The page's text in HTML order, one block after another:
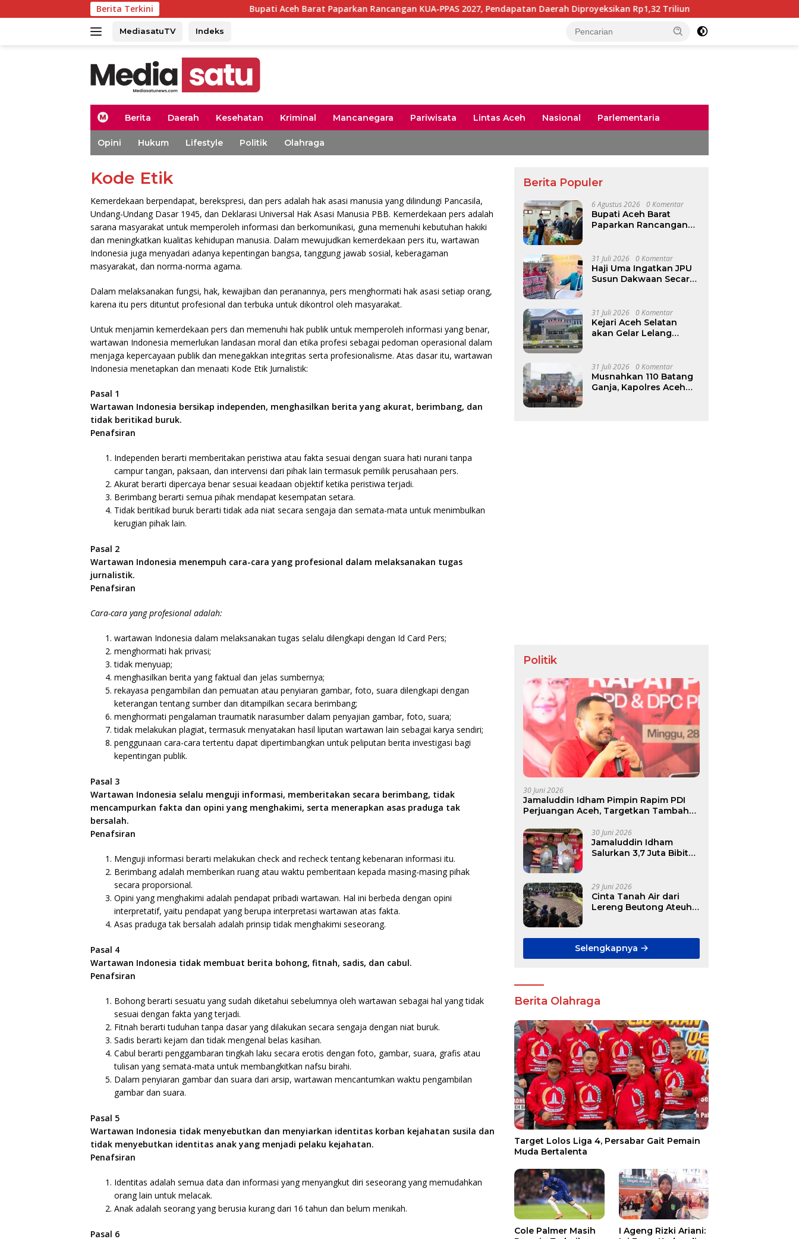
ke
Berita Terkini Bupati Aceh Barat Paparkan Rancangan KUA-PPAS 2027, Pendapatan Daerah Diproyeksikan Rp1,32 Triliun Bunda PAUD Aceh Kunjungi
MediasatuTV Indeks
H
m
e
Berita Daerah Kesehatan Kriminal Mancanegara Pariwisata Lintas Aceh Nasional Parlementaria
Opini Hukum Lifestyle Politik Olahraga
Kode Etik
Kemerdekaan berpendapat, berekspresi, dan pers adalah hak asasi manusia yang dilindungi Pancasila,
Undang-Undang Dasar 1945, dan Deklarasi Universal Hak Asasi Manusia PBB. Kemerdekaan pers adalah
sarana masyarakat untuk memperoleh informasi dan berkomunikasi, guna memenuhi kebutuhan hakiki
dan meningkatkan kualitas kehidupan manusia. Dalam mewujudkan kemerdekaan pers itu, wartawan
Indonesia juga menyadari adanya kepentingan bangsa, tanggung jawab sosial, keberagaman
masyarakat, dan norma-norma agama.
Dalam melaksanakan fungsi, hak, kewajiban dan peranannya, pers menghormati hak asasi setiap orang,
karena itu pers dituntut profesional dan terbuka untuk dikontrol oleh masyarakat.
Untuk menjamin kemerdekaan pers dan memenuhi hak publik untuk memperoleh informasi yang benar,
wartawan Indonesia memerlukan landasan moral dan etika profesi sebagai pedoman operasional dalam
menjaga kepercayaan publik dan menegakkan integritas serta profesionalisme. Atas dasar itu, wartawan
Indonesia menetapkan dan menaati Kode Etik Jurnalistik:
Pasal 1
Wartawan Indonesia bersikap independen, menghasilkan berita yang akurat, berimbang, dan
tidak beritikad buruk.
Penafsiran
Independen berarti memberitakan peristiwa atau fakta sesuai dengan suara hati nurani tanpa
campur tangan, paksaan, dan intervensi dari pihak lain termasuk pemilik perusahaan pers.
Akurat berarti dipercaya benar sesuai keadaan objektif ketika peristiwa terjadi.
Berimbang berarti semua pihak mendapat kesempatan setara.
Tidak beritikad buruk berarti tidak ada niat secara sengaja dan semata-mata untuk menimbulkan
kerugian pihak lain.
Pasal 2
Wartawan Indonesia menempuh cara-cara yang profesional dalam melaksanakan tugas
jurnalistik.
Penafsiran
Cara-cara yang profesional adalah:
wartawan Indonesia dalam melaksanakan tugas selalu dilengkapi dengan Id Card Pers;
menghormati hak privasi;
tidak menyuap;
menghasilkan berita yang faktual dan jelas sumbernya;
rekayasa pengambilan dan pemuatan atau penyiaran gambar, foto, suara dilengkapi dengan
keterangan tentang sumber dan ditampilkan secara berimbang;
menghormati pengalaman traumatik narasumber dalam penyajian gambar, foto, suara;
tidak melakukan plagiat, termasuk menyatakan hasil liputan wartawan lain sebagai karya sendiri;
penggunaan cara-cara tertentu dapat dipertimbangkan untuk peliputan berita investigasi bagi
kepentingan publik.
Pasal 3
Wartawan Indonesia selalu menguji informasi, memberitakan secara berimbang, tidak
mencampurkan fakta dan opini yang menghakimi, serta menerapkan asas praduga tak
bersalah.
Penafsiran
Menguji informasi berarti melakukan check and recheck tentang kebenaran informasi itu.
Berimbang adalah memberikan ruang atau waktu pemberitaan kepada masing-masing pihak
secara proporsional.
Opini yang menghakimi adalah pendapat pribadi wartawan. Hal ini berbeda dengan opini
interpretatif, yaitu pendapat yang berupa interpretasi wartawan atas fakta.
Asas praduga tak bersalah adalah prinsip tidak menghakimi seseorang.
Pasal 4
Wartawan Indonesia tidak membuat berita bohong, fitnah, sadis, dan cabul.
Penafsiran
Bohong berarti sesuatu yang sudah diketahui sebelumnya oleh wartawan sebagai hal yang tidak
sesuai dengan fakta yang terjadi.
Fitnah berarti tuduhan tanpa dasar yang dilakukan secara sengaja dengan niat buruk.
Sadis berarti kejam dan tidak mengenal belas kasihan.
Cabul berarti penggambaran tingkah laku secara erotis dengan foto, gambar, suara, grafis atau
tulisan yang semata-mata untuk membangkitkan nafsu birahi.
Dalam penyiaran gambar dan suara dari arsip, wartawan mencantumkan waktu pengambilan
gambar dan suara.
Pasal 5
Wartawan Indonesia tidak menyebutkan dan menyiarkan identitas korban kejahatan susila dan
tidak menyebutkan identitas anak yang menjadi pelaku kejahatan.
Penafsiran
Identitas adalah semua data dan informasi yang menyangkut diri seseorang yang memudahkan
orang lain untuk melacak.
Anak adalah seorang yang berusia kurang dari 16 tahun dan belum menikah.
Pasal 6
Berita Populer
6 Agustus 2026 0 Komentar
Bupati Aceh Barat
Paparkan Rancangan
Diproyeksikan Rp1,32
Triliun
31 Juli 2026 0 Komentar
Haji Uma Ingatkan JPU
Susun Dakwaan Secara
Anak di Aceh Timur
31 Juli 2026 0 Komentar
Kejari Aceh Selatan
akan Gelar Lelang
12–13 Agustus
31 Juli 2026 0 Komentar
Musnahkan 110 Batang
Ganja, Kapolres Aceh
Politik
30 Juni 2026
Jamaluddin Idham Pimpin Rapim PDI
Perjuangan Aceh, Targetkan Tambah
30 Juni 2026
Jamaluddin Idham
Salurkan 3,7 Juta Bibit
Aceh
29 Juni 2026
Cinta Tanah Air dari
Lereng Beutong Ateuh
Selengkapnya
Berita Olahraga
Target Lolos Liga 4, Persabar Gait Pemain
Muda Bertalenta
Cole Palmer Masih
I Ageng Rizki Ariani: